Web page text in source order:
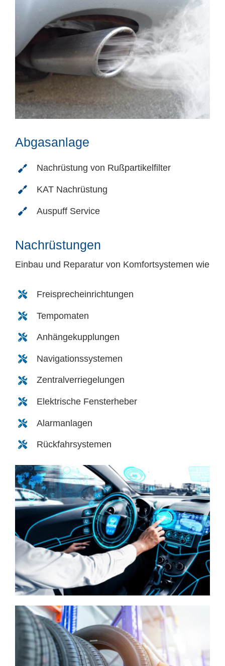
Abgasanlage
Nachrüstung von Rußpartikelfilter
KAT Nachrüstung
Auspuff Service
Nachrüstungen
Einbau und Reparatur von Komfortsystemen wie
Freisprecheinrichtungen
Tempomaten
Anhängekupplungen
Navigationssystemen
Zentralverriegelungen
Elektrische Fensterheber
Alarmanlagen
Rückfahrsystemen